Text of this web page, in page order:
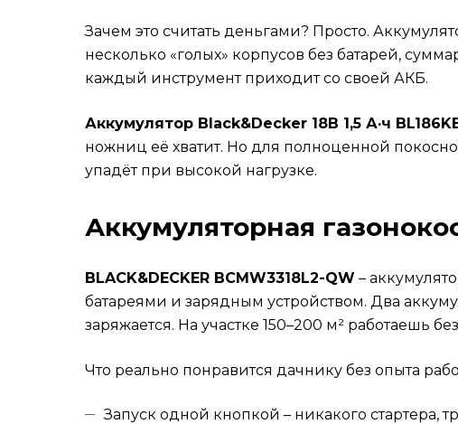
Зачем это считать деньгами? Просто.
несколько «голых» корпусов без батарей,
каждый инструмент приходит со своей АКБ.
Аккумулятор Black&Decker 18В 1,5 А·ч
ножниц её хватит. Но для полноценной
упадёт при высокой нагрузке.
Аккумуляторная
BLACK&DECKER BCMW3318L2-QW –
батареями и зарядным устройством. Два
заряжается. На участке 150–200 м² работаешь
Что реально понравится дачнику без опыта
Запуск одной кнопкой – никакого стартера,